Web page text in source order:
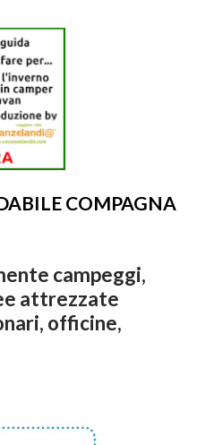
COMPAGNA
campeggi,
attrezzate
officine,